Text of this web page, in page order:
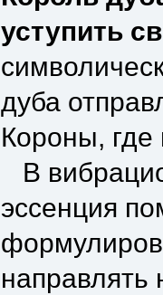
уступить
дуба
Короны, где
В
эссенция
направлять